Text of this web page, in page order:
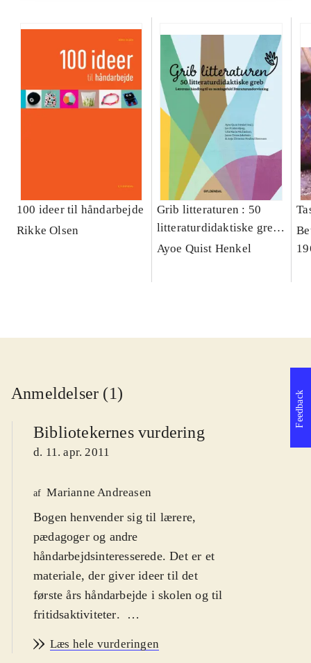
100 ideer til håndarbejde
Rikke Olsen
Grib litteraturen : 50
litteraturdidaktiske greb
: lærerens håndbog til en
Ayoe Quist Henkel
Anmeldelser (1)
Bibliotekernes vurdering
d. 11. apr. 2011
af Marianne Andreasen
Bogen henvender sig til lærere,
pædagoger og andre
håndarbejdsinteresserede. Det er et
materiale, der giver ideer til det
første års håndarbejde i skolen og til
fritidsaktiviteter.
grundigt, informativt og godt
Læs hele vurderingen
Feedback